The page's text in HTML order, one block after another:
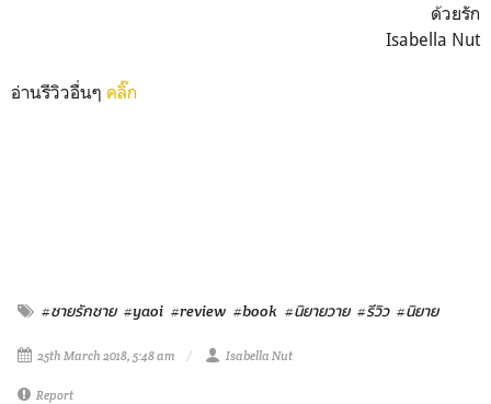
ด้วยรัก
Isabella Nut
อ่านรีวิวอื่นๆ คลิ๊ก
#ชายรักชาย #yaoi #review #book #นิยายวาย #รีวิว #นิยาย
25th March 2018, 5:48 am Isabella Nut
Report